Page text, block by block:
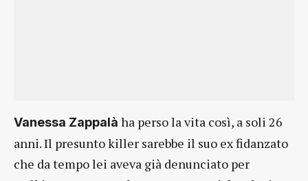
Vanessa Zappalà ha perso la vita così, a soli 26
anni. Il presunto killer sarebbe il suo ex fidanzato
che da tempo lei aveva già denunciato per